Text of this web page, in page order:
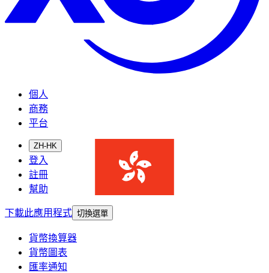
個人
商務
平台
ZH-HK
登入
註冊
幫助
下載此應用程式 切換選單
貨幣換算器
貨幣圖表
匯率通知